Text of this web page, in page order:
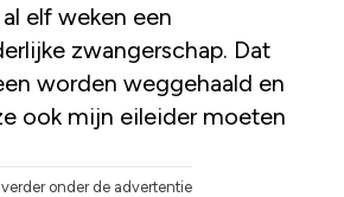
elf weken een
zwangerschap. Dat
worden weggehaald en
ook mijn eileider moeten
verder onder de advertentie